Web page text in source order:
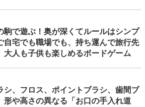
駒で遊ぶ！奥が深くてルールはシンプ
自宅でも職場でも、持ち運んで旅行先
大人も子供も楽しめるボードゲーム
シ、フロス、ポイントブラシ、歯間ブ
形や高さの異なる「お口の手入れ道